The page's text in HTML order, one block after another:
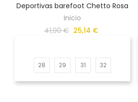
Deportivas barefoot Chetto Rosa
Inicio
41,90 € 25,14 €
28 29 31 32